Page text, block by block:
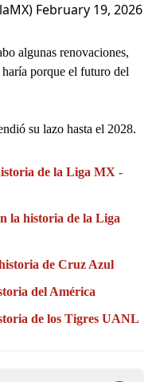
February 19, 2026
algunas renovaciones,
porque el futuro del
su lazo hasta el 2028.
de la Liga MX -
la historia de la Liga
de Cruz Azul
del América
de los Tigres UANL